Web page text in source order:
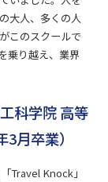
大人、多くの人
このスクールで
乗り越え、業界
科学院 高等
月卒業）
Travel Knock」